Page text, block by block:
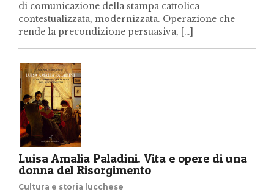
di comunicazione della stampa cattolica
contestualizzata, modernizzata. Operazione che
rende la precondizione persuasiva, […]
Luisa Amalia Paladini. Vita e opere di una
donna del Risorgimento
Cultura e storia lucchese